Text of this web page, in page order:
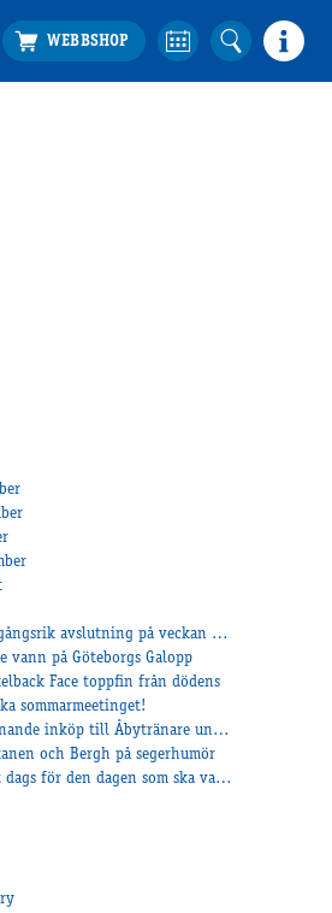
Framgångsrik avslutning på veckan för Åbyhästarna
vann på Göteborgs Galopp
Face toppfin från dödens
sommarmeetinget!
Spännande inköp till Åbytränare under Kolgjini Sales
och Bergh på segerhumör
Snart dags för den dagen som ska vara Frankrikes nationaldag